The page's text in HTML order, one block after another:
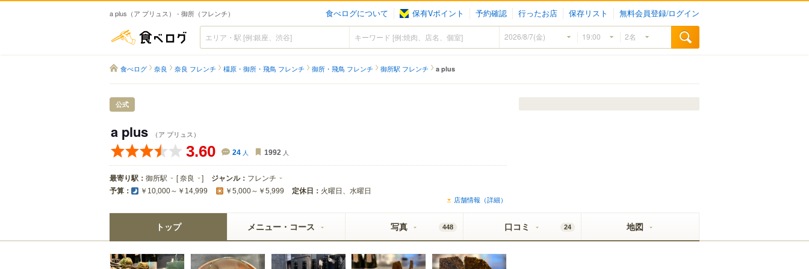
a plus（ア プリュス） - 御所（フレンチ） 食べログについて 保有Vポイント 予約確認 行ったお店 保存リスト 無料会員登録/ログイン
食べログ
食べログ 奈良 奈良 フレンチ 橿原・御所・飛鳥 フレンチ 御所・飛鳥 フレンチ 御所駅 フレンチ a plus
公式
a plus （ア プリュス）
3.60 24 人 1992 人
最寄り駅： 御所駅 [奈良 ] ジャンル： フレンチ
予算： ￥10,000～￥14,999 ￥5,000～￥5,999 定休日： 火曜日、水曜日
店舗情報（詳細）
トップ メニュー・コース 写真 448 口コミ 24 地図